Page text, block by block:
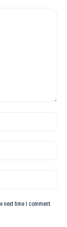
next time I comment.